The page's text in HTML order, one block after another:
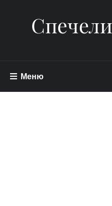
Меню